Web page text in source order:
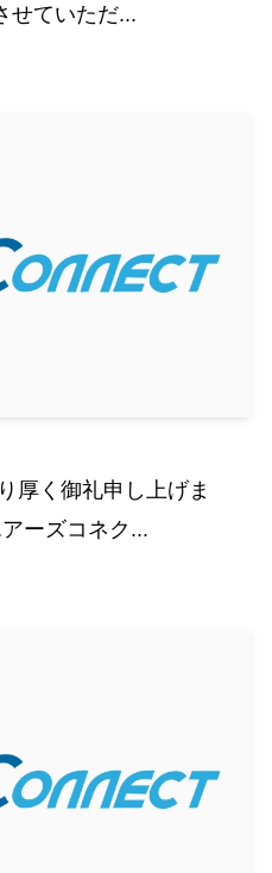
せていただ...
厚く御礼申し上げま
ーズコネク...